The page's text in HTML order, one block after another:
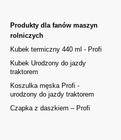
Produkty dla fanów maszyn
rolniczych
Kubek termiczny 440 ml - Profi
Kubek Urodzony do jazdy
traktorem
Koszulka męska Profi -
urodzony do jazdy traktorem
Czapka z daszkiem – Profi